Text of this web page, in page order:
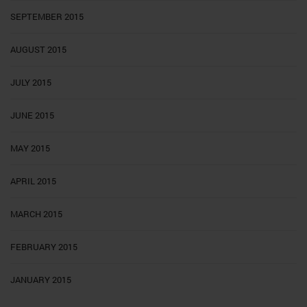
SEPTEMBER 2015
AUGUST 2015
JULY 2015
JUNE 2015
MAY 2015
APRIL 2015
MARCH 2015
FEBRUARY 2015
JANUARY 2015